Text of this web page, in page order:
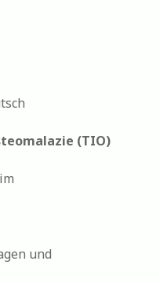
(TIO)
und